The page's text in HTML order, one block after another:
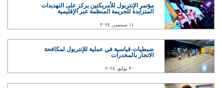
مؤتمر الإنتربول للأمريكتين يركز على التهديدات
المتزايدة للجريمة المنظمة عبر الإقليمية
١١ سبتمبر، ٢٠٢٤
ضبطيات قياسية في عملية للإنتربول لمكافحة
الاتجار بالمخدرات
٣٠ يوليو، ٢٠٢٤